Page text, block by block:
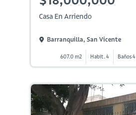
Casa En Arriendo
Barranquilla, San Vicente
607.0 m2 Habit. 4 Baños 4